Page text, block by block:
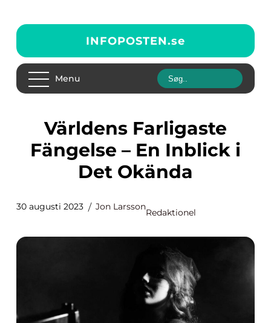
INFOPOSTEN.se
Menu
Världens Farligaste
Fängelse – En Inblick i
Det Okända
30 augusti 2023 Jon Larsson
Redaktionel